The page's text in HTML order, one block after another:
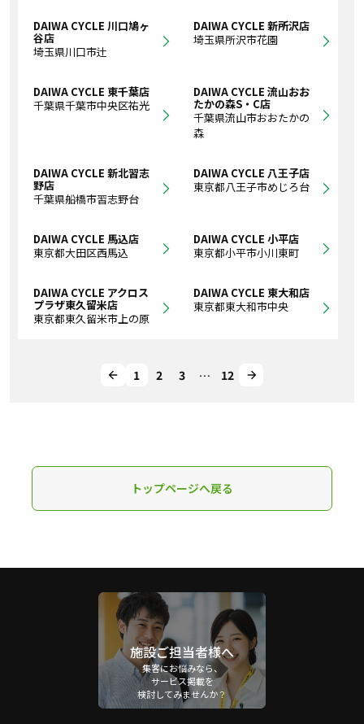
DAIWA CYCLE 川口鳩ヶ
谷店
埼玉県川口市辻
DAIWA CYCLE 新所沢店
埼玉県所沢市花園
DAIWA CYCLE 東千葉店
千葉県千葉市中央区祐光
DAIWA CYCLE 流山おお
たかの森S・C店
千葉県流山市おおたかの
森
DAIWA CYCLE 新北習志
野店
千葉県船橋市習志野台
DAIWA CYCLE 八王子店
東京都八王子市めじろ台
DAIWA CYCLE 馬込店
東京都大田区西馬込
DAIWA CYCLE 小平店
東京都小平市小川東町
DAIWA CYCLE アクロス
プラザ東久留米店
東京都東久留米市上の原
DAIWA CYCLE 東大和店
東京都東大和市中央
1 2 3 … 12
トップページへ戻る
施設ご担当者様へ
集客にお悩みなら、
サービス掲載を
検討してみませんか？